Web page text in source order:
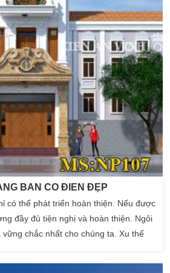
BÁN CỔ ĐIỂN ĐẸP
có thể phát triển hoàn thiện. Nếu được
đầy đủ tiện nghị và hoàn thiện. Ngôi
chắc nhất cho chúng ta. Xu thế
Tùy theo kinh tế cũng như sở thích